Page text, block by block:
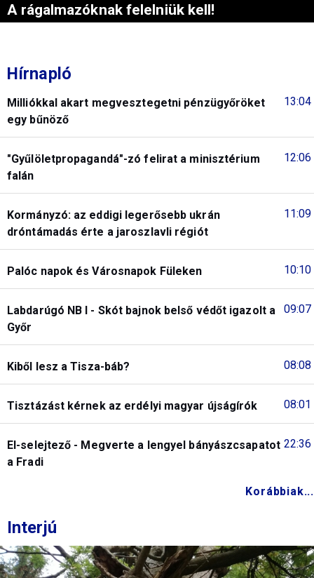
A rágalmazóknak felelniük kell!
Hírnapló
13:04
Milliókkal akart megvesztegetni pénzügyőröket
egy bűnöző
12:06
"Gyűlöletpropagandá"-zó felirat a minisztérium
falán
11:09
Kormányzó: az eddigi legerősebb ukrán
dróntámadás érte a jaroszlavli régiót
10:10
Palóc napok és Városnapok Füleken
09:07
Labdarúgó NB I - Skót bajnok belső védőt igazolt a
Győr
08:08
Kiből lesz a Tisza-báb?
08:01
Tisztázást kérnek az erdélyi magyar újságírók
22:36
El-selejtező - Megverte a lengyel bányászcsapatot
a Fradi
Korábbiak...
Interjú